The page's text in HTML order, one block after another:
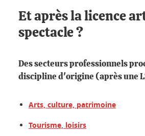
Et après la licence
spectacle ?
Des secteurs professionnels
discipline d'origine (après une
Arts, culture, patrimoine
Tourisme, loisirs